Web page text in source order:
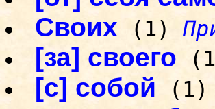
Своих (1)
[за] своего
[с] собой (1)